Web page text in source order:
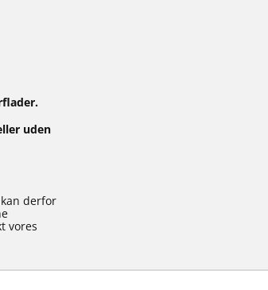
uden
derfor
vores